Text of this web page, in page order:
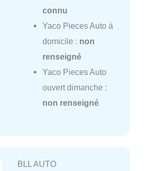
connu
Yaco Pieces Auto à
domicile : non
renseigné
Yaco Pieces Auto
ouvert dimanche :
non renseigné
BLL AUTO